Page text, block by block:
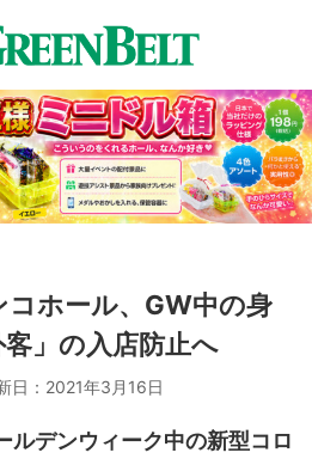
ホール、GW中の身
」の入店防止へ
日： 2021年3月16日
ルデンウィーク中の新型コロ